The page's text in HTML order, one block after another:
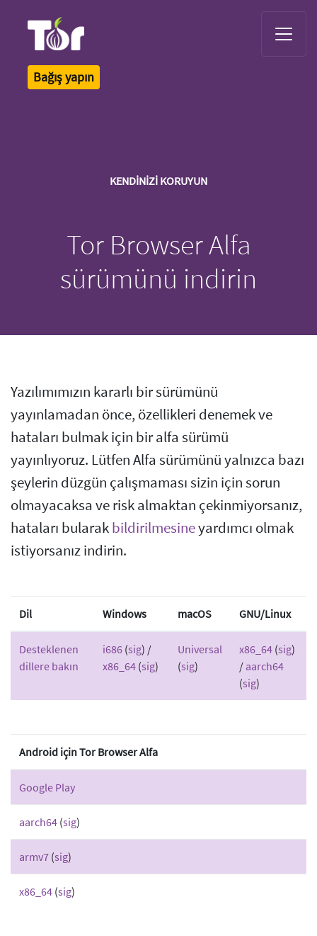
Bağış yapın
KENDİNİZİ KORUYUN
Tor Browser Alfa
sürümünü indirin
Yazılımımızın kararlı bir sürümünü
yayınlamadan önce, özellikleri denemek ve
hataları bulmak için bir alfa sürümü
yayınlıyoruz. Lütfen Alfa sürümünü yalnızca bazı
şeylerin düzgün çalışmaması sizin için sorun
olmayacaksa ve risk almaktan çekinmiyorsanız,
hataları bularakbildirilmesineyardımcı olmak
istiyorsanız indirin.
Dil Windows macOS GNU/Linux
Desteklenen
dillere bakın
i686 (sig) /
x86_64 (sig)
Universal
(sig)
x86_64 (sig)
/ aarch64
(sig)
Android için Tor Browser Alfa
Google Play
aarch64 (sig)
armv7 (sig)
x86_64 (sig)